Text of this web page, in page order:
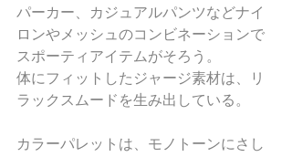
パーカー、カジュアルパンツなどナイ
ロンやメッシュのコンビネーションで
スポーティアイテムがそろう。
体にフィットしたジャージ素材は、リ
ラックスムードを生み出している。
カラーパレットは、モノトーンにさし